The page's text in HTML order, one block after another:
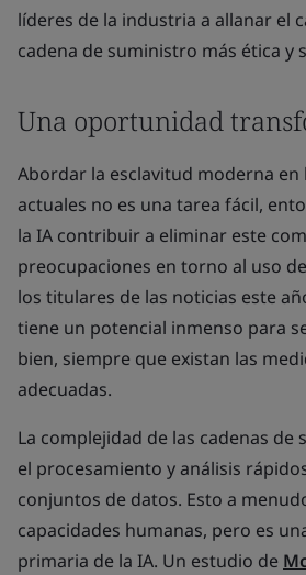
líderes de la industria a allanar el
cadena de suministro más ética y
Una oportunidad
Abordar la esclavitud moderna en
actuales no es una tarea fácil,
la IA contribuir a eliminar este
preocupaciones en torno al uso
los titulares de las noticias este
tiene un potencial inmenso para
bien, siempre que existan las
adecuadas.
La complejidad de las cadenas
el procesamiento y análisis
conjuntos de datos. Esto a
capacidades humanas, pero es
primaria de la IA. Un estudio de